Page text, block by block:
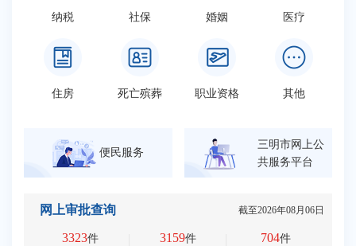
纳税 社保 婚姻 医疗
住房 死亡殡葬 职业资格 其他
便民服务
三明市网上公
共服务平台
网上审批查询 截至2026年08月06日
3323件
3159件
704件